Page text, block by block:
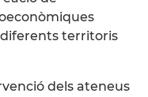
diferents territoris
dels ateneus